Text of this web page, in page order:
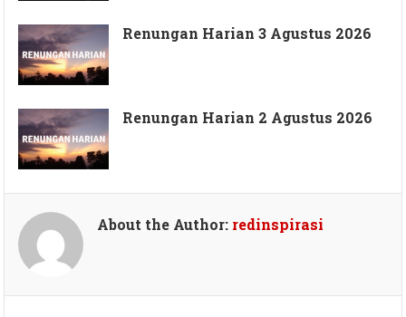
Renungan Harian 3 Agustus 2026
Renungan Harian 2 Agustus 2026
About the Author: redinspirasi